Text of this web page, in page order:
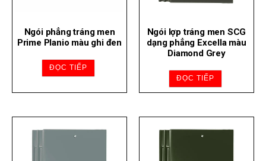
Ngói phẳng tráng men
Prime Planio màu ghi đen
ĐỌC TIẾP
Ngói lợp tráng men SCG
dạng phẳng Excella màu
Diamond Grey
ĐỌC TIẾP